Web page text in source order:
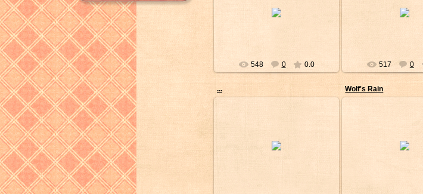
548 0 0.0 517 0
... Wolf's Rain